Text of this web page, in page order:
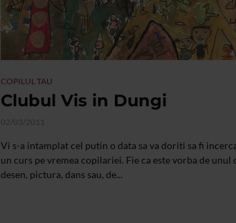
COPILUL TAU
Clubul Vis in Dungi
02/03/2011
Vi s-a intamplat cel putin o data sa va doriti sa fi
un curs pe vremea copilariei. Fie ca este vorba de unul
desen, pictura, dans sau, de...